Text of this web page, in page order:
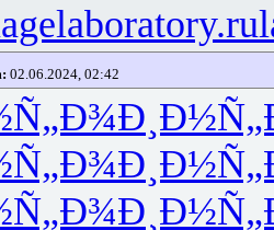
02.06.2024, 02:42